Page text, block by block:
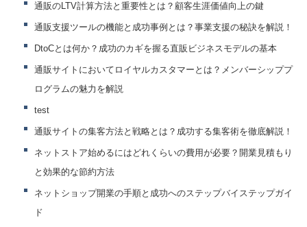
通販のLTV計算方法と重要性とは？顧客生涯価値向上の鍵
通販支援ツールの機能と成功事例とは？事業支援の秘訣を解説！
DtoCとは何か？成功のカギを握る直販ビジネスモデルの基本
通販サイトにおいてロイヤルカスタマーとは？メンバーシッププ
ログラムの魅力を解説
test
通販サイトの集客方法と戦略とは？成功する集客術を徹底解説！
ネットストア始めるにはどれくらいの費用が必要？開業見積もり
と効果的な節約方法
ネットショップ開業の手順と成功へのステップバイステップガイ
ド